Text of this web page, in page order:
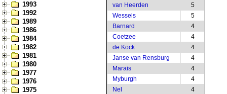
1993
1992
1989
1986
1984
1982
1981
1980
1977
1976
1975
van Heerden
5
Wessels
5
Barnard
4
Coetzee
4
de Kock
4
Janse van Rensburg
4
Marais
4
Myburgh
4
Nel
4